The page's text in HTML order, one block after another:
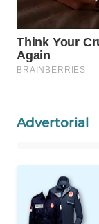
Advertorial
WAHANA
SELEB
WAHANA
WAHANA
OTOMOTIF
WAHANA
HEALTH
WAHANA